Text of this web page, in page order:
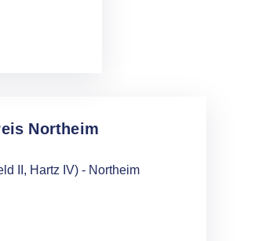
Northeim
II, Hartz IV) - Northeim